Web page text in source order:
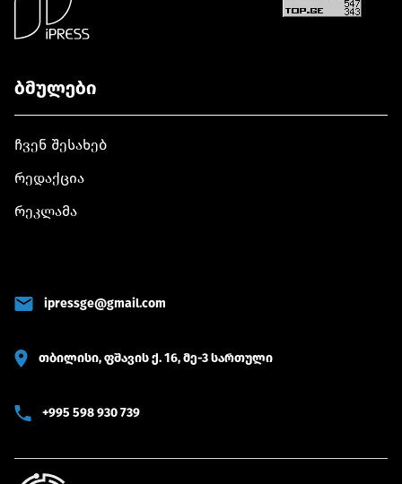
ბმულები
ჩვენ შესახებ
რედაქცია
რეკლამა
ipressge@gmail.com
თბილისი, ფშავის ქ. 16, მე-3 სართული
+995 598 930 739